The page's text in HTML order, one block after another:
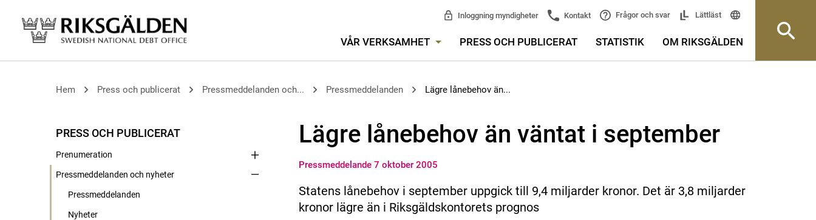
Inloggning myndigheter Kontakt Frågor och svar Lättläst
VÅR VERKSAMHET PRESS OCH PUBLICERAT STATISTIK OM RIKSGÄLDEN
Hem Press och publicerat Pressmeddelanden och... Pressmeddelanden Lägre lånebehov än...
PRESS OCH PUBLICERAT
Prenumeration
Pressmeddelanden och nyheter
Pressmeddelanden
Nyheter
Lägre lånebehov än väntat i september
Pressmeddelande 7 oktober 2005
Statens lånebehov i september uppgick till 9,4 miljarder kronor. Det är 3,8 miljarder
kronor lägre än i Riksgäldskontorets prognos